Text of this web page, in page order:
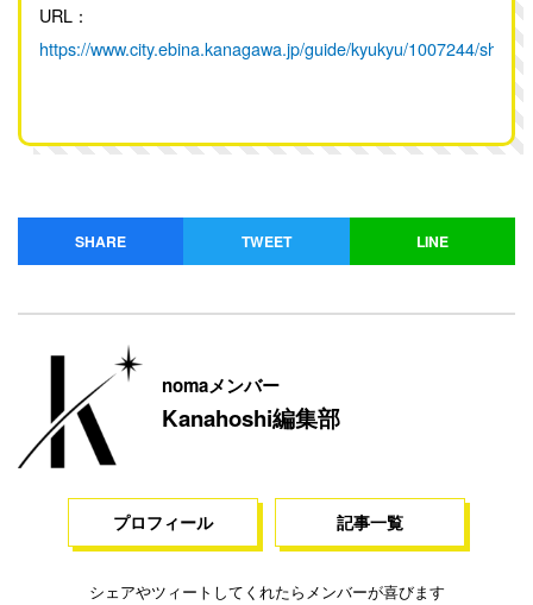
URL：
https://www.city.ebina.kanagawa.jp/guide/kyukyu/1007244/
SHARE TWEET LINE
nomaメンバー
Kanahoshi編集部
プロフィール 記事一覧
シェアやツィートしてくれたらメンバーが喜びます